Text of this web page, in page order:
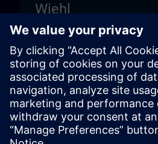
Wiehl
Unitechnik Systems GmbH
Entrance sign "DIGI:LAB"
Fritz-Kotz-Str. 14
51674 Wiehl